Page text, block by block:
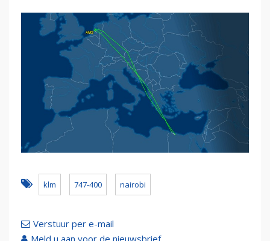
klm 747-400 nairobi
Verstuur per e-mail